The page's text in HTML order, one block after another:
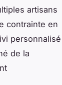
artisans
contrainte en
personnalisé
de la